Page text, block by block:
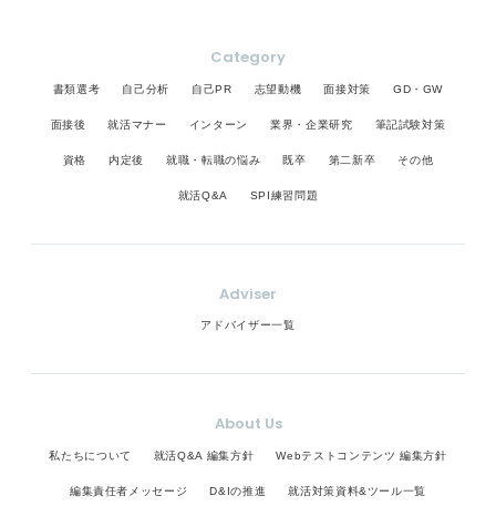
Category
書類選考 自己分析 自己PR 志望動機 面接対策 GD・GW
面接後 就活マナー インターン 業界・企業研究 筆記試験対策
資格 内定後 就職・転職の悩み 既卒 第二新卒 その他
就活Q&A SPI練習問題
Adviser
アドバイザー一覧
About Us
私たちについて 就活Q&A 編集方針 Webテストコンテンツ 編集方針
編集責任者メッセージ D&Iの推進 就活対策資料&ツール一覧